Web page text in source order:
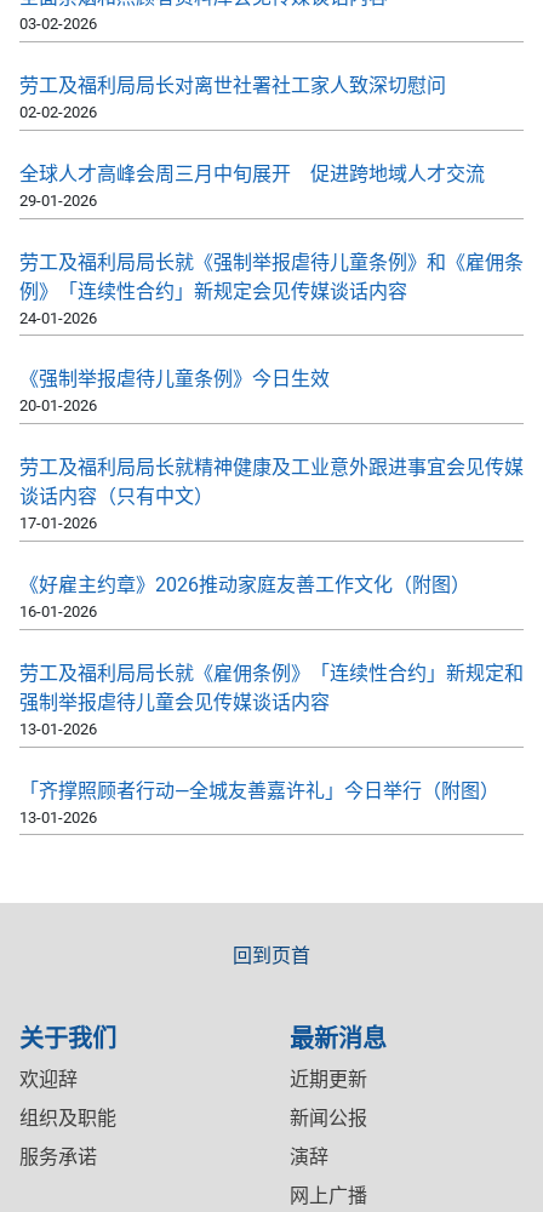
03-02-2026
劳工及福利局局长对离世社署社工家人致深切慰问
02-02-2026
全球人才高峰会周三月中旬展开 促进跨地域人才交流
29-01-2026
劳工及福利局局长就《强制举报虐待儿童条例》和《雇佣条
例》「连续性合约」新规定会见传媒谈话内容
24-01-2026
《强制举报虐待儿童条例》今日生效
20-01-2026
劳工及福利局局长就精神健康及工业意外跟进事宜会见传媒
谈话内容（只有中文）
17-01-2026
《好雇主约章》2026推动家庭友善工作文化（附图）
16-01-2026
劳工及福利局局长就《雇佣条例》「连续性合约」新规定和
强制举报虐待儿童会见传媒谈话内容
13-01-2026
「齐撑照顾者行动—全城友善嘉许礼」今日举行（附图）
13-01-2026
回到页首
关于我们
欢迎辞
组织及职能
服务承诺
最新消息
近期更新
新闻公报
演辞
网上广播